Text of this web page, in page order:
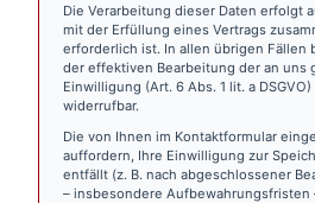
Die Verarbeitung dieser Daten erfolgt
mit der Erfüllung eines Vertrags
erforderlich ist. In allen übrigen Fällen
der effektiven Bearbeitung der an uns
Einwilligung (Art. 6 Abs. 1 lit. a
widerrufbar.
Die von Ihnen im Kontaktformular
auffordern, Ihre Einwilligung zur
entfällt (z. B. nach abgeschlossener
– insbesondere